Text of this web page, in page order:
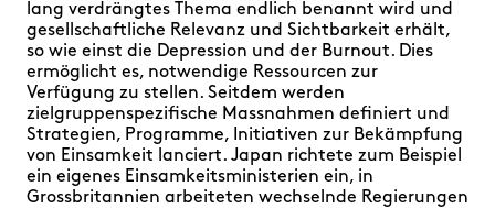
lang verdrängtes Thema endlich benannt wird und
gesellschaftliche Relevanz und Sichtbarkeit erhält,
so wie einst die Depression und der Burnout. Dies
ermöglicht es, notwendige Ressourcen zur
Verfügung zu stellen. Seitdem werden
zielgruppenspezifische Massnahmen definiert und
Strategien, Programme, Initiativen zur Bekämpfung
von Einsamkeit lanciert. Japan richtete zum Beispiel
ein eigenes Einsamkeitsministerien ein, in
Grossbritannien arbeiteten wechselnde Regierungen